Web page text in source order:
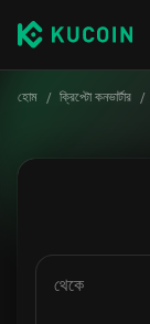
হোম / ক্রিপ্টো কনভার্টার /
থেকে